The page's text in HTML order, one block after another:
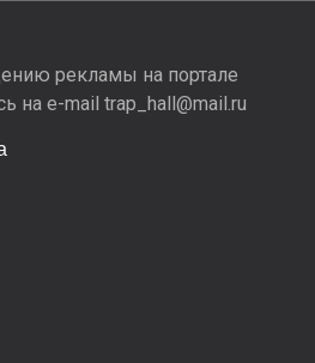
рекламы на портале
на e-mail trap_hall@mail.ru